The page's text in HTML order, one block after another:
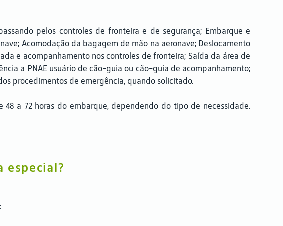
pelos controles de fronteira e de segurança; Embarque e
Acomodação da bagagem de mão na aeronave; Deslocamento
e acompanhamento nos controles de fronteira; Saída da área de
a PNAE usuário de cão-guia ou cão-guia de acompanhamento;
procedimentos de emergência, quando solicitado.
a 72 horas do embarque, dependendo do tipo de necessidade.
especial?